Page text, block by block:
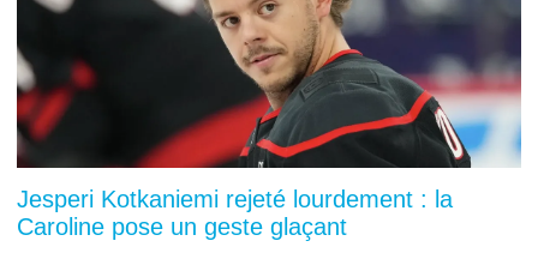
Jesperi Kotkaniemi rejeté lourdement : la
Caroline pose un geste glaçant